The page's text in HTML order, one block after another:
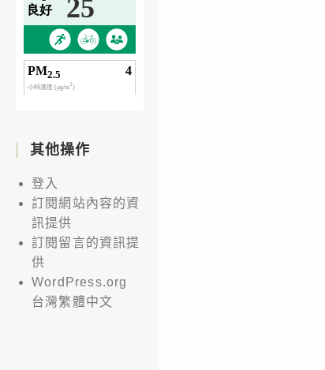
其他操作
登入
訂閱網站內容的資
訊提供
訂閱留言的資訊提
供
WordPress.org
台灣繁體中文